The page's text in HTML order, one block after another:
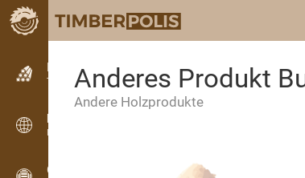
Kleinanzeigen
Textanzeigen
Kleinanzeigen
Internationale Anzeigen
OPTI-TIMB
Anderes Produkt
Andere Holzprodukte